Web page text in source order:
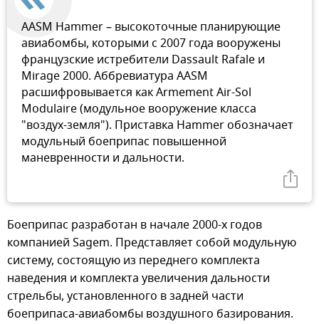
AASM Hammer – высокоточные планирующие
авиабомбы, которыми с 2007 года вооружены
французские истребители Dassault Rafale и
Mirage 2000. Аббревиатура AASM
расшифровывается как Armement Air-Sol
Modulaire (модульное вооружение класса
"воздух-земля"). Приставка Hammer обозначает
модульный боеприпас повышенной
маневренности и дальности.
Боеприпас разработан в начале 2000-х годов
компанией Sagem. Представляет собой модульную
систему, состоящую из переднего комплекта
наведения и комплекта увеличения дальности
стрельбы, установленного в задней части
боеприпаса-авиабомбы воздушного базирования.